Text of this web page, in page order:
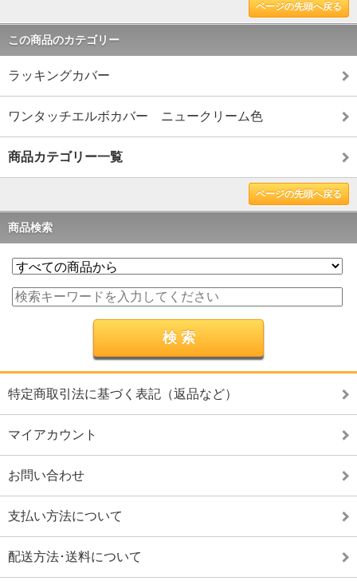
ページの先頭へ戻る
この商品のカテゴリー
ラッキングカバー
ワンタッチエルボカバー ニュークリーム色
商品カテゴリー一覧
ページの先頭へ戻る
商品検索
特定商取引法に基づく表記（返品など）
マイアカウント
お問い合わせ
支払い方法について
配送方法･送料について